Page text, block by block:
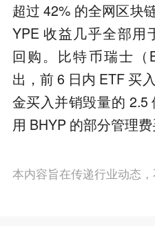
超过 42% 的全网区块
YPE 收益几乎全部用
回购。比特币瑞士（
出，前 6 日内 ETF 买
金买入并销毁量的 2.5
用 BHYP 的部分管理费
本内容旨在传递行业动态，